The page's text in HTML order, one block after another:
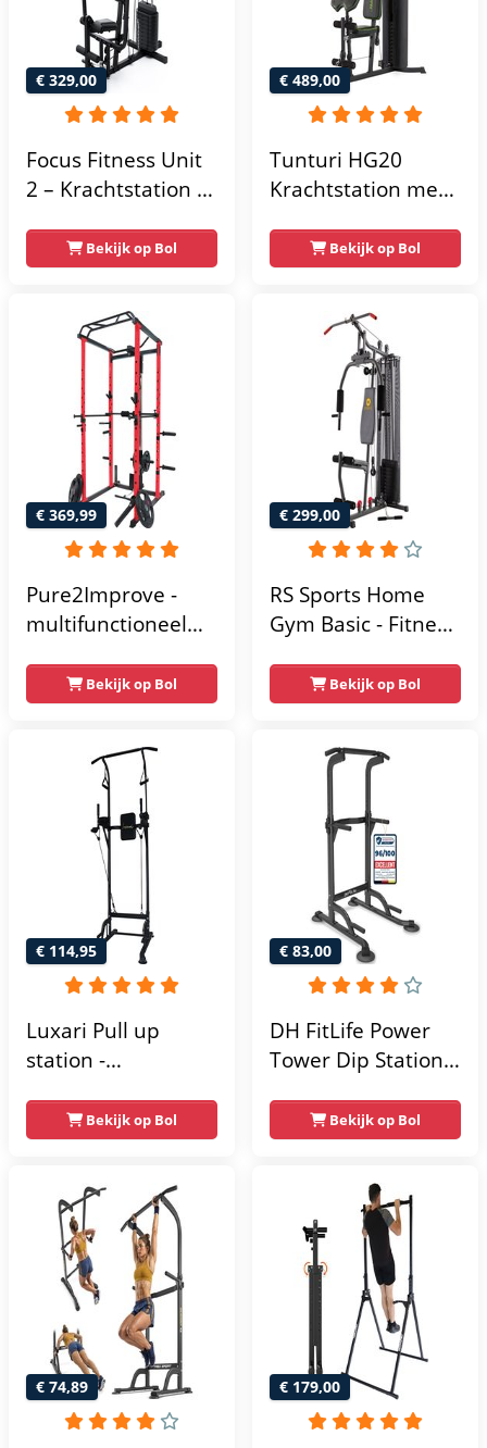
€ 329,00
Focus Fitness Unit
2 – Krachtstation –
– Lat Pulley
Bekijk op Bol
€ 489,00
Tunturi HG20
Krachtstation met
Compacte home
gym met lat pulley
krachtstation voor
thuis - Compact en
multifunctioneel -
Incl. gratis fitness
Bekijk op Bol
€ 369,99
Pure2Improve -
multifunctioneel
krachtstation -
home gym -
215x111x142
Bekijk op Bol
€ 299,00
RS Sports Home
Gym Basic - Fitness
Bekijk op Bol
€ 114,95
Luxari Pull up
station -
- Dip Station - Pull
Up Bar -
Krachtstation -
Power Rack -
Verstelbaar -
Krachttraining
Bekijk op Bol
€ 83,00
DH FitLife Power
Tower Dip Station |
vrijstaand | dip
barren rugtrainer |
krachtstation
krachttoren |
fitnessstation |
power rack voor
thuis gym |
krachttraining voor
thuis
Bekijk op Bol
€ 74,89 € 179,00